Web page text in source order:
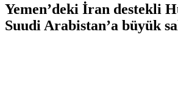
Yemen’deki İran destekli
Suudi Arabistan’a büyük